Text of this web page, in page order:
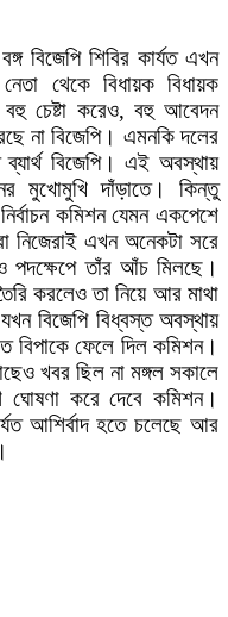
বিজেপি শিবির কার্যত এখন
থেকে বিধায়ক বিধায়ক
চেষ্টা করেও, বহু আবেদন
না বিজেপি। এমনকি দলের
বিজেপি। এই অবস্থায়
মুখোমুখি দাঁড়াতে। কিন্তু
কমিশন যেমন একপেশে
নিজেরাই এখন অনেকটা সরে
পদক্ষেপে তাঁর আঁচ মিলছে।
করলেও তা নিয়ে আর মাথা
বিজেপি বিধ্বস্ত অবস্থায়
বিপাকে ফেলে দিল কমিশন।
খবর ছিল না মঙ্গল সকালে
ঘোষণা করে দেবে কমিশন।
আশির্বাদ হতে চলেছে আর